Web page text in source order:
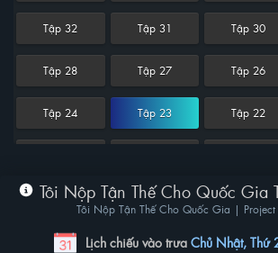
Tập 32 Tập 31 Tập 30
Tập 28 Tập 27 Tập 26
Tập 24 Tập 23 Tập 22
Tập 16 Tập 15 Tập 14
Tập 12 Tập 11 Tập 10
Tôi Nộp Tận Thế Cho Quốc Gia
Tôi Nộp Tận Thế Cho Quốc Gia | Project
Lịch chiếu vào trưa Chủ Nhật, Thứ